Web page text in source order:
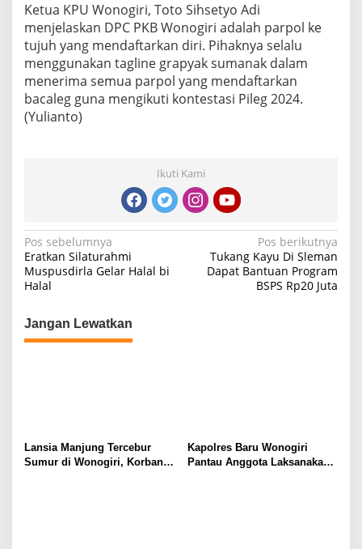
Ketua KPU Wonogiri, Toto Sihsetyo Adi
menjelaskan DPC PKB Wonogiri adalah parpol ke
tujuh yang mendaftarkan diri. Pihaknya selalu
menggunakan tagline grapyak sumanak dalam
menerima semua parpol yang mendaftarkan
bacaleg guna mengikuti kontestasi Pileg 2024.
(Yulianto)
Ikuti Kami
Navigasi
pos
Pos sebelumnya
Eratkan Silaturahmi
Muspusdirla Gelar Halal bi
Halal
Pos berikutnya
Tukang Kayu Di Sleman
Dapat Bantuan Program
BSPS Rp20 Juta
Jangan Lewatkan
Lansia Manjung Tercebur
Sumur di Wonogiri, Korban
Kapolres Baru Wonogiri
Pantau Anggota Laksanakan